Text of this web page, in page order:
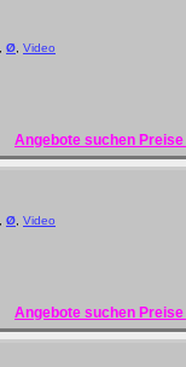
Ø Video
Angebote suchen
Ø Video
Angebote suchen